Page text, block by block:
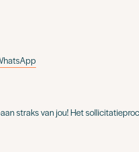
straks van jou! Het